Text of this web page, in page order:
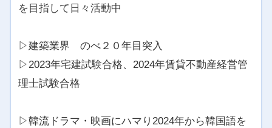
を目指して日々活動中
▷建築業界 のべ２０年目突入
▷2023年宅建試験合格、2024年賃貸不動産経営管
理士試験合格
▷韓流ドラマ・映画にハマり2024年から韓国語を